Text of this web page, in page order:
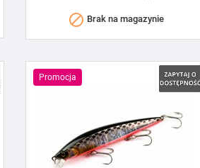
 Brak na magazynie
Promocja